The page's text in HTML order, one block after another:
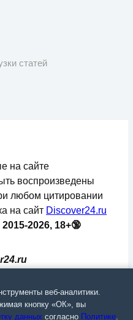
статей
на сайте
воспроизведены
любом цитировании
на сайт Discover24.ru
2026, 18+🔞
веб-аналитики.
кнопку «ОК», вы
данных согласно Политике.